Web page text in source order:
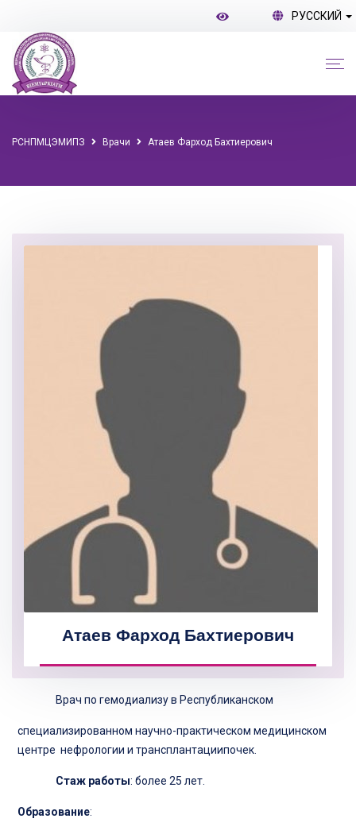
РУССКИЙ
РСНПМЦЭМИПЗ Врачи Атаев Фарход Бахтиерович
Атаев Фарход Бахтиерович
Врач по гемодиализу в Республиканском
специализированном научно-практическом медицинском
центре нефрологии и трансплантациипочек.
Стаж работы: более 25 лет.
Образование: